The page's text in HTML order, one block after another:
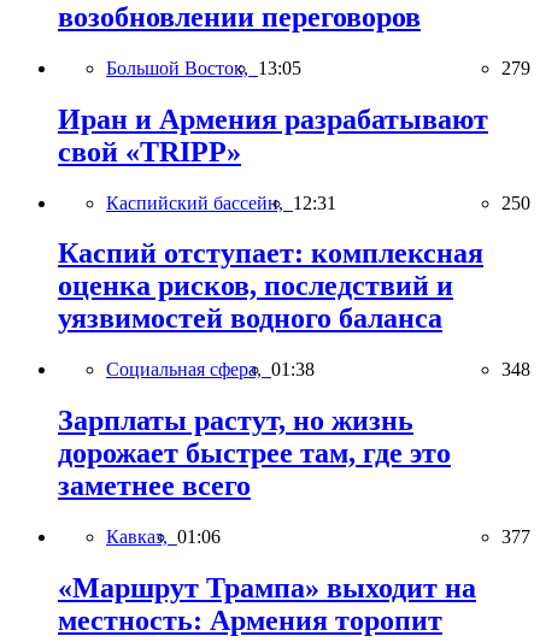
возобновлении переговоров
Большой Восток, 13:05 279
Иран и Армения разрабатывают
свой «TRIPP»
Каспийский бассейн, 12:31 250
Каспий отступает: комплексная
оценка рисков, последствий и
уязвимостей водного баланса
Социальная сфера, 01:38 348
Зарплаты растут, но жизнь
дорожает быстрее там, где это
заметнее всего
Кавказ, 01:06 377
«Маршрут Трампа» выходит на
местность: Армения торопит